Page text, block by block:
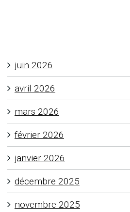
juin 2026
avril 2026
mars 2026
février 2026
janvier 2026
décembre 2025
novembre 2025